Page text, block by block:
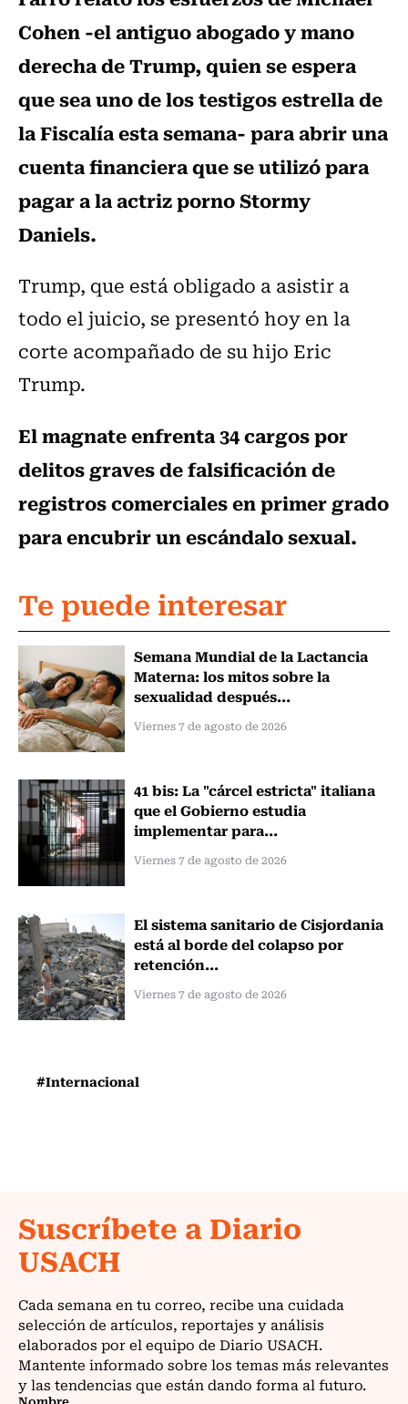
Cohen -el antiguo abogado y mano
derecha de Trump, quien se espera
que sea uno de los testigos estrella de
la Fiscalía esta semana- para abrir una
cuenta financiera que se utilizó para
pagar a la actriz porno Stormy
Daniels.
Trump, que está obligado a asistir a
todo el juicio, se presentó hoy en la
corte acompañado de su hijo Eric
Trump.
El magnate enfrenta 34 cargos por
delitos graves de falsificación de
registros comerciales en primer grado
para encubrir un escándalo sexual.
Te puede interesar
Semana Mundial de la Lactancia
Materna: los mitos sobre la
sexualidad después...
Viernes 7 de agosto de 2026
41 bis: La "cárcel estricta" italiana
que el Gobierno estudia
implementar para...
Viernes 7 de agosto de 2026
El sistema sanitario de Cisjordania
está al borde del colapso por
retención...
Viernes 7 de agosto de 2026
#Internacional